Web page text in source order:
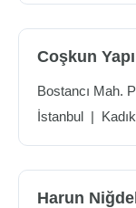
Coşkun
Bostancı Mah.
İstanbul |
Harun